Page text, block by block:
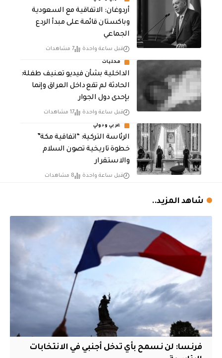
أردوغان: الاتفاقية مع السعودية
وباكستان قائمة على مبدأ الردع
الجماعي
قبل ساعة واحدة 7 مشاهدات
محليات
الداخلية بشأن فيديو تعنيف طفلة:
الحادثة لم تقع داخل العراق وإنما
بإحدى دول الجوار
قبل ساعة واحدة 17 مشاهدات
عربي ودولي
الرئاسة التركية: “اتفاقية مكة”
خطوة تاريخية تصون السلام
والاستقرار
قبل ساعة واحدة 8 مشاهدات
شاهد المزيد..
فرنسا: لن نسمح بأي تدخل أجنبي في الانتخابات